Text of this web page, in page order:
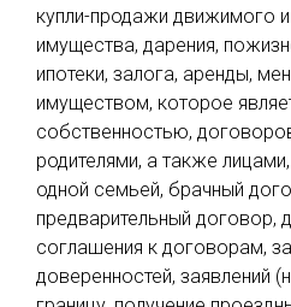
купли-продажи движимого
имущества, дарения,
ипотеки, залога, аренды,
имуществом, которое
собственностью,
родителями, а также
одной семьей, брачный
предварительный договор,
соглашения к договорам,
доверенностей, заявлений